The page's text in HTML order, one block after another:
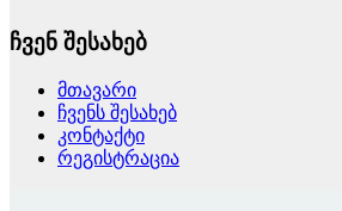
ჩვენ შესახებ
მთავარი
ჩვენს შესახებ
კონტაქტი
რეგისტრაცია